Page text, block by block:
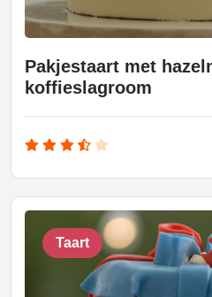
Pakjestaart met
koffieslagroom
Taart